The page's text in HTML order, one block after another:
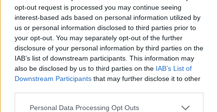
opt-out request is processed you may continue seeing
interest-based ads based on personal information utilized by
us or personal information disclosed to third parties prior to
your opt-out. You may separately opt-out of the further
disclosure of your personal information by third parties on the
IAB’s list of downstream participants. This information may
also be disclosed by us to third parties on the IAB’s List of
Downstream Participants that may further disclose it to other
Personal Data Processing Opt Outs
Όλη η Ελλάδα σε αγαπά. Ως Αμερικανός σε
θαυμάζω τόσο πολύ. Κόψε κ@λους μεγάλε μου
φίλε!», έγραψε χαρακτηριστικά.
Παιχνίδι από παντού στη Novibet με το
νέο Mobile App